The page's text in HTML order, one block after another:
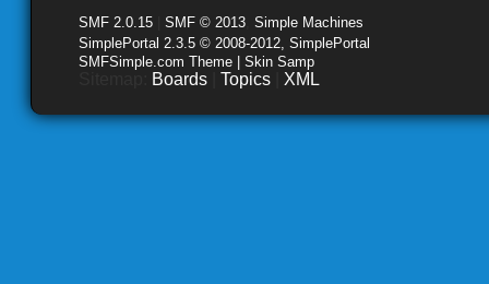
SMF 2.0.15 SMF © 2013 Simple Machines
SimplePortal 2.3.5 © 2008-2012, SimplePortal
SMFSimple.com Theme | Skin Samp
Boards Topics XML